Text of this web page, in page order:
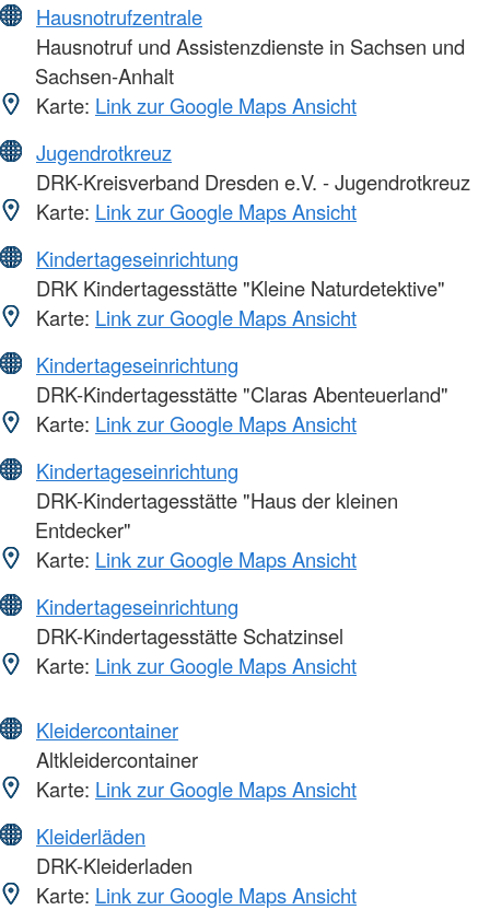
Hausnotrufzentrale
Hausnotruf und Assistenzdienste in Sachsen und
Sachsen-Anhalt
Karte: Link zur Google Maps Ansicht
Jugendrotkreuz
DRK-Kreisverband Dresden e.V. - Jugendrotkreuz
Karte: Link zur Google Maps Ansicht
Kindertageseinrichtung
DRK Kindertagesstätte "Kleine Naturdetektive"
Karte: Link zur Google Maps Ansicht
Kindertageseinrichtung
DRK-Kindertagesstätte "Claras Abenteuerland"
Karte: Link zur Google Maps Ansicht
Kindertageseinrichtung
DRK-Kindertagesstätte "Haus der kleinen
Entdecker"
Karte: Link zur Google Maps Ansicht
Kindertageseinrichtung
DRK-Kindertagesstätte Schatzinsel
Karte: Link zur Google Maps Ansicht
Kleidercontainer
Altkleidercontainer
Karte: Link zur Google Maps Ansicht
Kleiderläden
DRK-Kleiderladen
Karte: Link zur Google Maps Ansicht